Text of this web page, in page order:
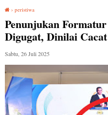
› peristiwa
Penunjukan
Digugat, Dinilai
Sabtu, 26 Juli 2025